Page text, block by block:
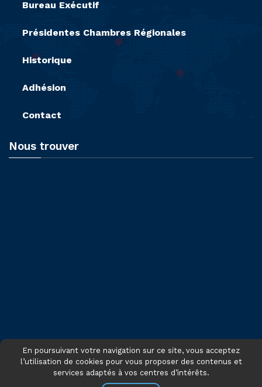
En poursuivant votre navigation sur ce site, vous acceptez
l’utilisation de cookies pour vous proposer des contenus et
services adaptés à vos centres d’intérêts.
Bureau Exécutif
Présidentes Chambres Régionales
Historique
Adhésion
Contact
Nous trouver
© 2021 - Tous droits réservés CNFCE - Site réalisé par